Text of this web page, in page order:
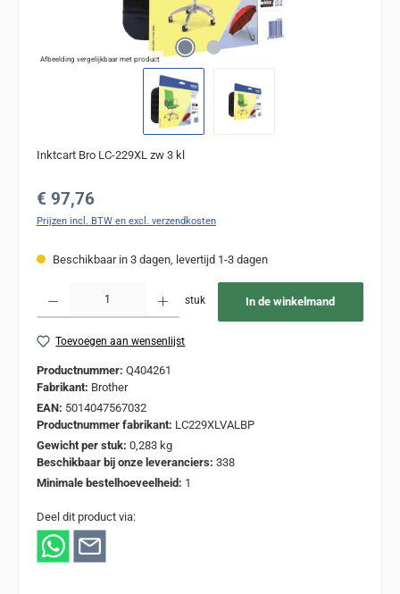
Afbeelding vergelijkbaar met product
Inktcart Bro LC-229XL zw 3 kl
Normale prijs:
€ 97,76
Prijzen incl. BTW en excl. verzendkosten
Beschikbaar in 3 dagen, levertijd 1-3 dagen
stuk In de winkelmand
Toevoegen aan wensenlijst
Productnummer: Q404261
Fabrikant: Brother
EAN: 5014047567032
Productnummer fabrikant: LC229XLVALBP
Gewicht per stuk: 0,283 kg
Beschikbaar bij onze leveranciers: 338
Minimale bestelhoeveelheid: 1
Deel dit product via: